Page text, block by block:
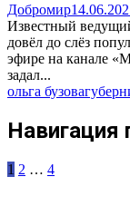
Добромир
Известный
довёл до слёз
эфире на канале
задал...
ольга бузова
Навигация
1 2 … 4